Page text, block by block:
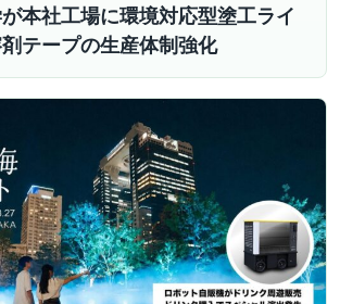
本社工場に環境対応型塗工ライ
テープの生産体制強化